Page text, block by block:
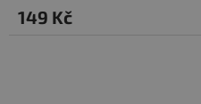
149 Kč